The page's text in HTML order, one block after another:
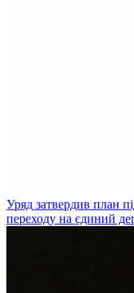
Уряд затвердив план
переходу на єдиний